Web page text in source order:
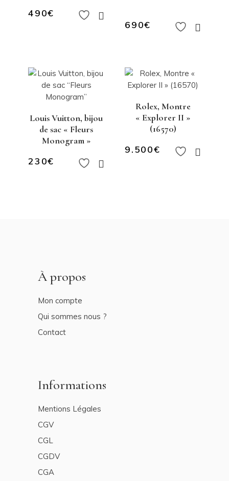
490€
690€
Louis Vuitton, bijou
de sac « Fleurs
Monogram »
230€
Rolex, Montre
« Explorer II »
(16570)
9.500€
À propos
Mon compte
Qui sommes nous ?
Contact
Informations
Mentions Légales
CGV
CGL
CGDV
CGA